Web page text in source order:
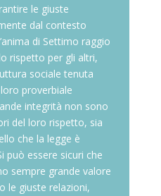
le giuste
dal contesto
di Settimo raggio
rispetto per gli altri,
sociale tenuta
proverbiale
integrità non sono
del loro rispetto, sia
che la legge è
può essere sicuri che
sempre grande valore
le giuste relazioni,